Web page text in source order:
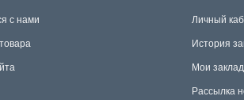
с нами Личный
История
Мои
Рассылка